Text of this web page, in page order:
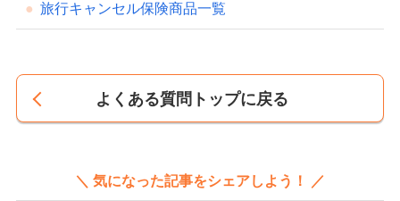
旅行キャンセル保険商品一覧
よくある質問トップに戻る
気になった記事をシェアしよう！